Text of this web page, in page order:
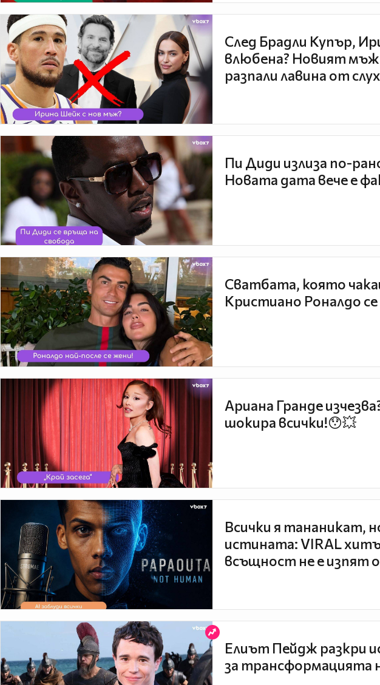
След Брадли Купър,
влюбена? Новият мъж
разпали лавина от
Пи Диди излиза по-
Новата дата вече е
Сватбата, която
Кристиано Роналдо се
Ариана Гранде
шокира всички!😯💥
Всички я тананикат,
истината: VIRAL
всъщност не е изпят
Елиът Пейдж разкри
за трансформацията